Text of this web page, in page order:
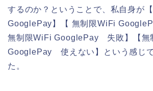
するのか？ということで、私自身が
GooglePay】【 無制限WiFi
無制限WiFi GooglePay 失敗】【無
GooglePay 使えない】という感じ
た。